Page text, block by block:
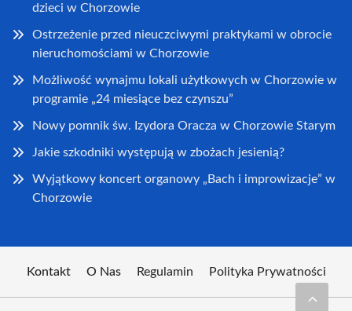
dzieci w Chorzowie
Ostrzeżenie przed nieuczciwymi praktykami w obrocie
nieruchomościami w Chorzowie
Możliwość wynajmu lokali użytkowych w Chorzowie w
programie „24 miesiące bez czynszu”
Nowy pomnik św. Izydora Oracza w Chorzowie Starym
Jakie szkodniki występują w zbożach jesienią?
Wyjątkowy koncert organowy „Bach i improwizacje” w
Chorzowie
Kontakt O Nas Regulamin Polityka Prywatności